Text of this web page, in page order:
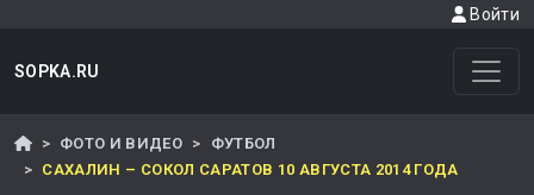
Войти
SOPKA.RU
ФОТО И ВИДЕО
ФУТБОЛ
САХАЛИН – СОКОЛ САРАТОВ 10 АВГУСТА 2014 ГОДА